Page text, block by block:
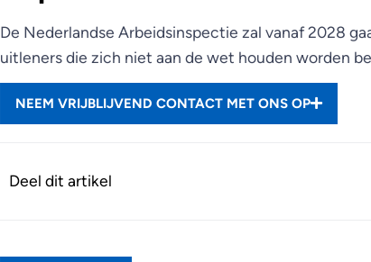
De Nederlandse Arbeidsinspectie zal vanaf 2028
uitleners die zich niet aan de wet houden worden
NEEM VRIJBLIJVEND CONTACT MET ONS OP
Deel dit artikel